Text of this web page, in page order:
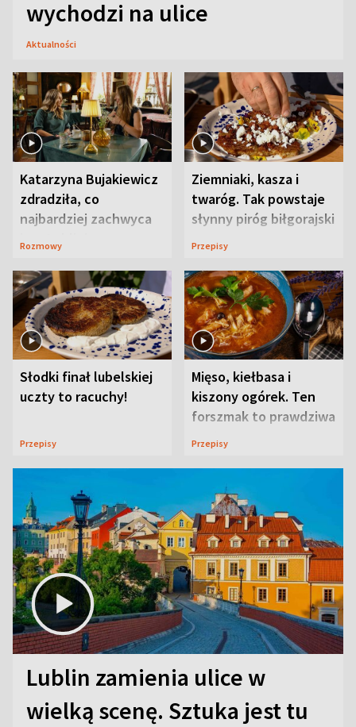
wychodzi na ulice
Aktualności
Katarzyna Bujakiewicz
zdradziła, co
najbardziej zachwyca
ją w Lublinie
Rozmowy
Ziemniaki, kasza i
twaróg. Tak powstaje
słynny piróg biłgorajski
Przepisy
Słodki finał lubelskiej
uczty to racuchy!
Przepisy
Mięso, kiełbasa i
kiszony ogórek. Ten
forszmak to prawdziwa
uczta
Przepisy
Lublin zamienia ulice w
wielką scenę. Sztuka jest tu